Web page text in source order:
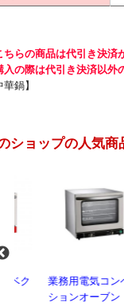
らの商品は代引き決済
入の際は代引き決済以外
華鍋】
ショップの人気商
業務用電気コンベク
ションオーブン